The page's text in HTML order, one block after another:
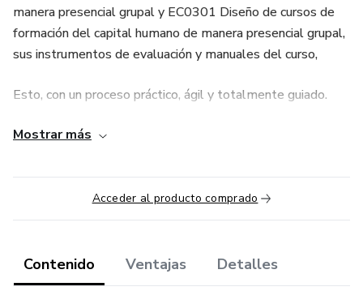
manera presencial grupal y EC0301 Diseño de cursos de
formación del capital humano de manera presencial grupal,
sus instrumentos de evaluación y manuales del curso,
Esto, con un proceso práctico, ágil y totalmente guiado.
Este programa está diseñado para personas que desean
acompañamiento semanal en vivo para resolver dudas,
validar productos y asegurar un avance real hacia su
evaluación.
👉 Importante: Este curso corresponde a la alineación,
desarrollo de productos, revisión y evaluación del
Mostrar más
Acceder al producto comprado
Contenido Ventajas Detalles